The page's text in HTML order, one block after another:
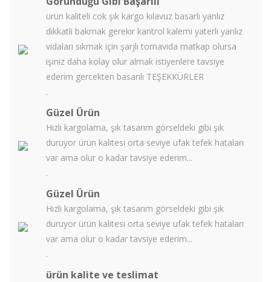
ürün kaliteli cok şık kargo kılavuz basarlı yanlız
dıkkatli bakmak gerekır kantrol kalemi yaterli yanlız
vidaları sıkmak için şarjlı tornavida matkap olursa
işiniz daha kolay olur almak istiyenlere tavsiye
ederim gercekten basarılı TEŞEKKÜRLER
.
Güzel Ürün
Hızlı kargolama, şık tasarım görseldeki gibi şık
duruyor ürün kalitesi orta seviye ufak tefek hataları
var ama olur o kadar tavsiye ederim...
.
Güzel Ürün
Hızlı kargolama, şık tasarım görseldeki gibi şık
duruyor ürün kalitesi orta seviye ufak tefek hataları
var ama olur o kadar tavsiye ederim...
.
ürün kalite ve teslimat